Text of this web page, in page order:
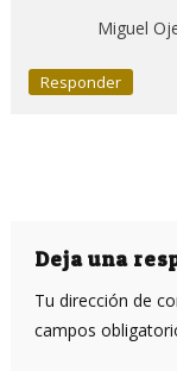
Miguel
Responder
Deja una
Tu dirección de
campos